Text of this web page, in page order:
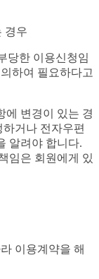
경우
당한 이용신청임
하여 필요하다고
에 변경이 있는 경
거나 전자우편
알려야 합니다.
임은 회원에게 있
이용계약을 해